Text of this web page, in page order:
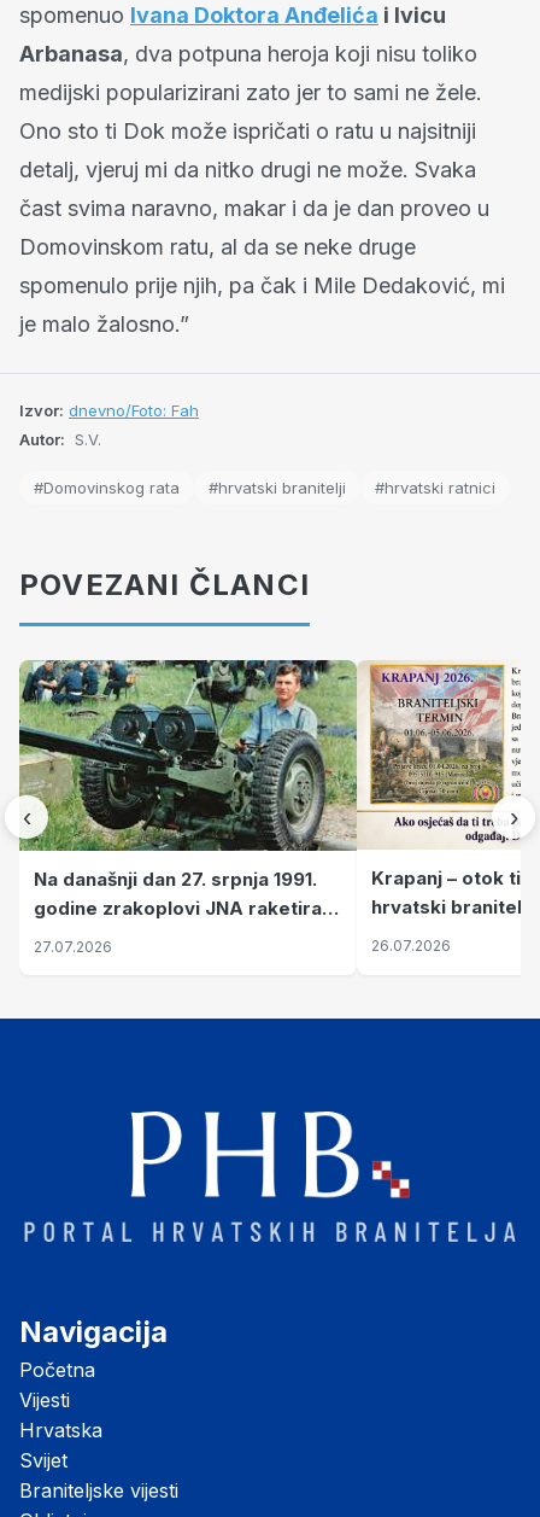
spomenuo Ivana Doktora Anđelića i Ivicu
Arbanasa, dva potpuna heroja koji nisu toliko
medijski popularizirani zato jer to sami ne žele.
Ono sto ti Dok može ispričati o ratu u najsitniji
detalj, vjeruj mi da nitko drugi ne može. Svaka
čast svima naravno, makar i da je dan proveo u
Domovinskom ratu, al da se neke druge
spomenulo prije njih, pa čak i Mile Dedaković, mi
je malo žalosno.”
Izvor: dnevno/Foto: Fah
Autor: S.V.
#Domovinskog rata #hrvatski branitelji #hrvatski ratnici
POVEZANI ČLANCI
‹
Na današnji dan 27. srpnja 1991.
godine zrakoplovi JNA raketirali
su vojarnu i obučni centar "Nikola
27.07.2026
Krapanj – otok
hrvatski branitelji
pronalaze mir
26.07.2026
›
Navigacija
Početna
Vijesti
Hrvatska
Svijet
Braniteljske vijesti